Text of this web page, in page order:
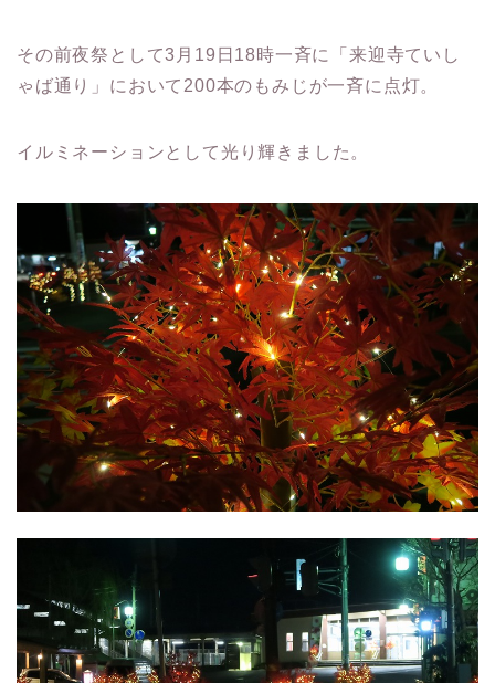
その前夜祭として3月19日18時一斉に「来迎寺ていし
ゃば通り」において200本のもみじが一斉に点灯。
イルミネーションとして光り輝きました。